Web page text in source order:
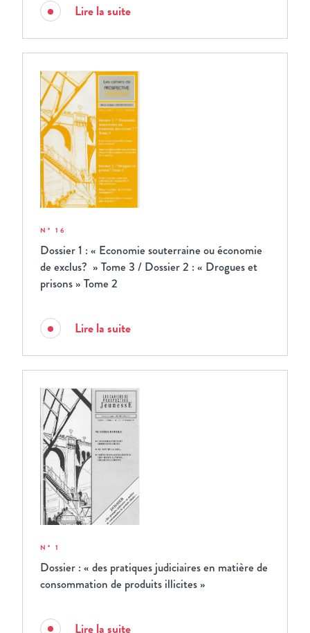
Lire la suite
N° 16
Dossier 1 : « Economie souterraine ou économie
de exclus? » Tome 3 / Dossier 2 : « Drogues et
prisons » Tome 2
Lire la suite
N° 1
Dossier : « des pratiques judiciaires en matière de
consommation de produits illicites »
Lire la suite